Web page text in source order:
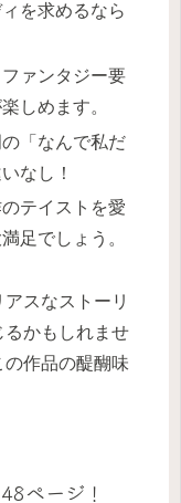
を求めるなら
ファンタジー要
しめます。
「なんで私だ
なし！
テイストを愛
足でしょう。
スなストーリ
るかもしれませ
作品の醍醐味
ページ！